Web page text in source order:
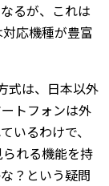
るが、これは
応機種が豊富
式は、日本以外
トフォンは外
いるわけで、
れる機能を持
？という疑問